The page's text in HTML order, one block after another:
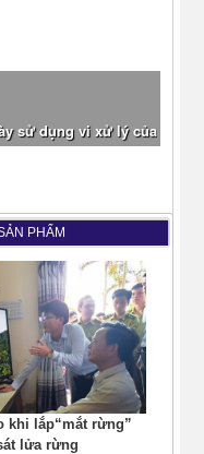
sử dụng vi xử lý của
PHẨM
khi lắp​​​​​​​“mắt rừng”
lửa rừng